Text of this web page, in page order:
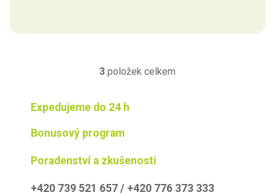
O
c
p
3 položek celkem
Expedujeme do 24 h
Bonusový program
Poradenství a zkušenosti
+420 739 521 657 / +420 776 373 333